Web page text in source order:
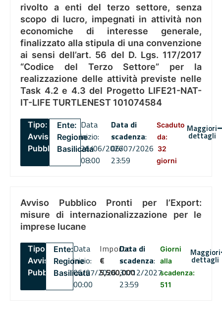
rivolto a enti del terzo settore, senza
scopo di lucro, impegnati in attività non
economiche di interesse generale,
finalizzato alla stipula di una convenzione
ai sensi dell’art. 56 del D. Lgs. 117/2017
“Codice del Terzo Settore” per la
realizzazione delle attività previste nelle
Task 4.2 e 4.3 del Progetto LIFE21-NAT-
IT-LIFE TURTLENEST 101074584
Tipo:
Avviso
Pubblico
Ente:
Regione
Basilicata
Data
inizio:
26/06/2026
08:00
Data di
scadenza:
06/07/2026
23:59
Scaduto
da:
32
giorni
Maggiori
dettagli
Avviso Pubblico Pronti per l’Export:
misure di internazionalizzazione per le
imprese lucane
Tipo:
Avviso
Pubblico
Ente:
Regione
Basilicata
Data
inizio:
06/07/2026
00:00
Importo
€
5,500,000
Data di
scadenza:
31/12/2027
23:59
Giorni
alla
scadenza:
511
Maggiori
dettagli